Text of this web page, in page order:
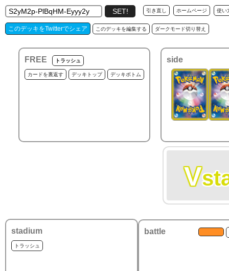
引き直し ホームページ 使い
このデッキをTwitterでシェア このデッキを編集する ダークモード切り替え
FREE トラッシュ
カードを裏返す デッキトップ デッキボトム
side
V
stadium
トラッシュ
battle